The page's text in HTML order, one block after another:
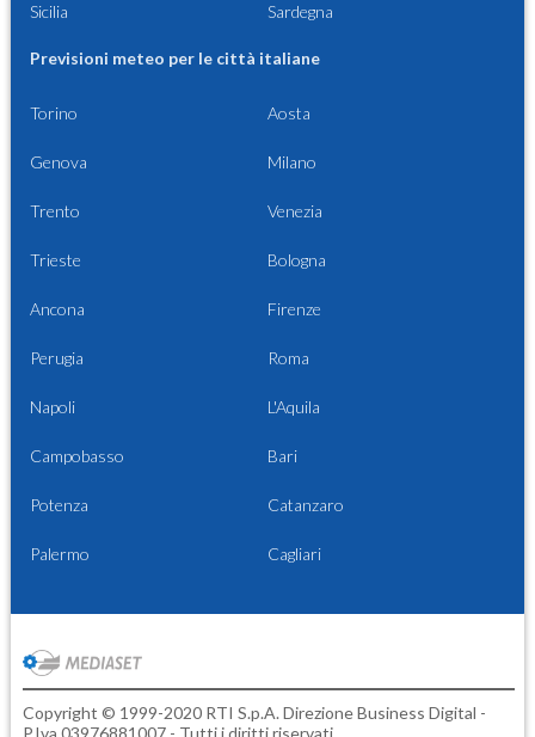
Sicilia Sardegna
Previsioni meteo per le città italiane
Torino Aosta
Genova Milano
Trento Venezia
Trieste Bologna
Ancona Firenze
Perugia Roma
Napoli L'Aquila
Campobasso Bari
Potenza Catanzaro
Palermo Cagliari
Copyright © 1999-2020 RTI S.p.A. Direzione Business Digital -